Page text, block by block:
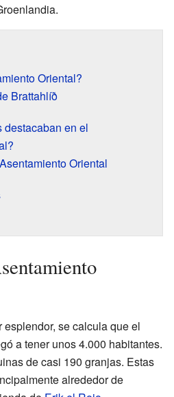
Oriental?
Brattahlíð
destacaban en el
Oriental
se calcula que el
a tener unos 4.000 habitantes.
de casi 190 granjas. Estas
alrededor de